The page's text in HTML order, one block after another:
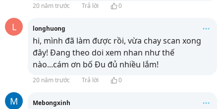
20 năm trước Trả lời 0
L longhuong
hi, mình đã làm được rồi, vừa chay scan xong
đây! Đang theo doi xem nhan như thế
nào...cám ơn bố Đu đủ nhiều lắm!
20 năm trước Trả lời 0
M Mebongxinh